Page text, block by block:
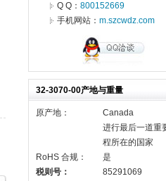
Q Q： 800152669
手机网站： m.szcwdz.com
32-3070-00产地与重量
原产地：
Canada
进行最后一道重
程所在的国家
RoHS 合规：
是
税则号：
85291069